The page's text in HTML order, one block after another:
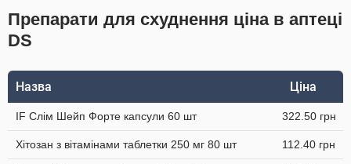
Препарати для схуднення ціна в аптеці
DS
Назва Ціна
IF Слім Шейп Форте капсули 60 шт 322.50 грн
Хітозан з вітамінами таблетки 250 мг 80 шт 112.40 грн